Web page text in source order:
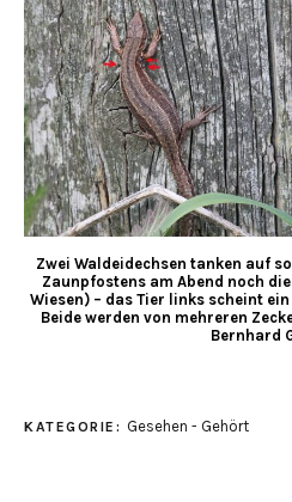
Zwei Waldeidechsen tanken auf
Zaunpfostens am Abend noch
Wiesen) – das Tier links scheint
Beide werden von mehreren
Bernhard
KATEGORIE: Gesehen - Gehört